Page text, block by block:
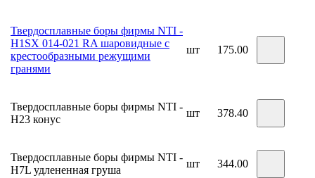
Твердосплавные боры фирмы NTI -
H1SX 014-021 RA шаровидные c
крестообразными режущими
гранями
шт 175.00
Твердосплавные боры фирмы NTI -
H23 конус
шт 378.40
Твердосплавные боры фирмы NTI -
H7L удлененная груша
шт 344.00